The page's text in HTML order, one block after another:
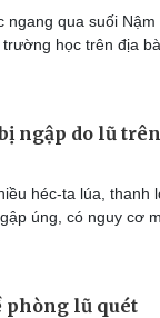
ngang qua suối Nậm
học trên địa
ngập do lũ trên
héc-ta lúa, thanh
úng, có nguy cơ
phòng lũ quét